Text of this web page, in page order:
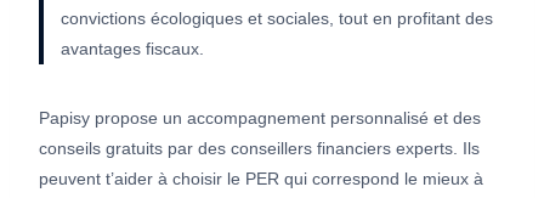
convictions écologiques et sociales, tout en profitant des
avantages fiscaux.
Papisy propose un accompagnement personnalisé et des
conseils gratuits par des conseillers financiers experts. Ils
peuvent t’aider à choisir le PER qui correspond le mieux à